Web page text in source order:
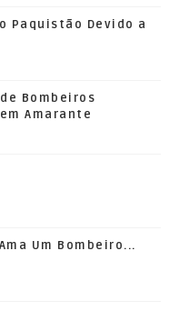
Paquistão Devido a
Bombeiros
Amarante
Um Bombeiro...